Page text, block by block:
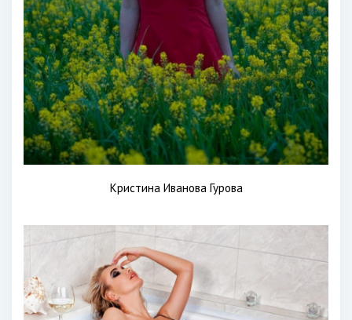
Кристина Иванова Гурова